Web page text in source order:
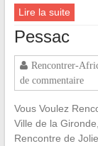
Lire la suite
Pessac
Rencontrer-
de commentaire
Vous Voulez
Ville de la
Rencontre de